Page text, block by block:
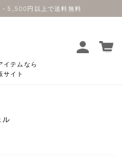
・5,500円以上で送料無料
イテムなら
サイト
ル